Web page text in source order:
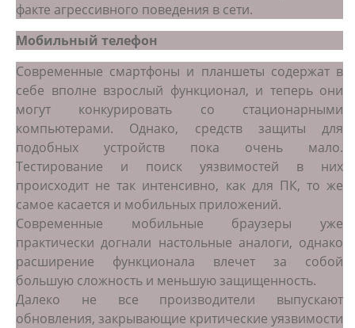
факте агрессивного поведения в сети.
Мобильный телефон
Современные смартфоны и планшеты содержат в
себе вполне взрослый функционал, и теперь они
могут конкурировать со стационарными
компьютерами. Однако, средств защиты для
подобных устройств пока очень мало.
Тестирование и поиск уязвимостей в них
происходит не так интенсивно, как для ПК, то же
самое касается и мобильных приложений.
Современные мобильные браузеры уже
практически догнали настольные аналоги, однако
расширение функционала влечет за собой
большую сложность и меньшую защищенность.
Далеко не все производители выпускают
обновления, закрывающие критические уязвимости